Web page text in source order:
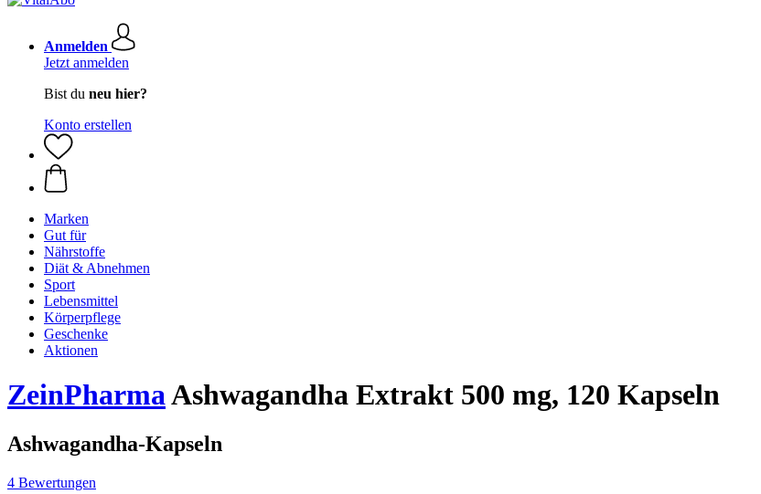
Anmelden
Jetzt anmelden
Bist du neu hier?
Konto erstellen
Marken
Gut für
Nährstoffe
Diät & Abnehmen
Sport
Lebensmittel
Körperpflege
Geschenke
Aktionen
ZeinPharmaAshwagandha Extrakt 500 mg, 120 Kapseln
Ashwagandha-Kapseln
4 Bewertungen